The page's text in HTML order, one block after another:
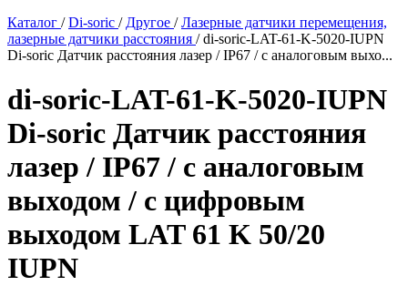
Каталог /Di-soric / Другое /Лазерные датчики перемещения,
лазерные датчики расстояния /di-soric-LAT-61-K-5020-IUPN
Di-soric Датчик расстояния лазер / IP67 / с аналоговым выхо...
di-soric-LAT-61-K-5020-IUPN
Di-soric Датчик расстояния
лазер / IP67 / с аналоговым
выходом / с цифровым
выходом LAT 61 K 50/20
IUPN